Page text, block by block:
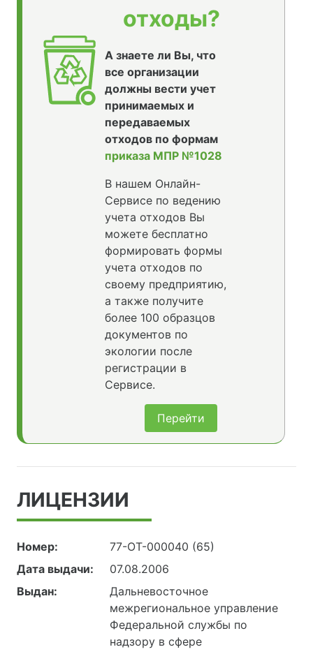
отходы?
А знаете ли Вы, что
все организации
должны вести учет
принимаемых и
передаваемых
отходов по формам
приказа МПР №1028
В нашем Онлайн-
Сервисе по ведению
учета отходов Вы
можете бесплатно
формировать формы
учета отходов по
своему предприятию,
а также получите
более 100 образцов
документов по
экологии после
регистрации в
Сервисе.
Перейти
ЛИЦЕНЗИИ
Номер:
77-ОТ-000040 (65)
Дата выдачи:
07.08.2006
Выдан:
Дальневосточное
межрегиональное управление
Федеральной службы по
надзору в сфере